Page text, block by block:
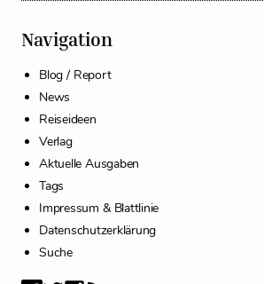
Navigation
Blog / Report
News
Reiseideen
Verlag
Aktuelle Ausgaben
Tags
Impressum & Blattlinie
Datenschutzerklärung
Suche